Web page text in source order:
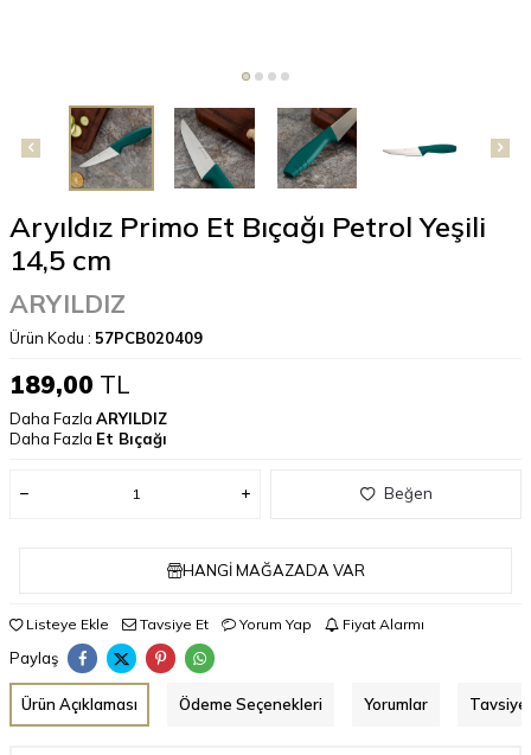
Aryıldız Primo Et Bıçağı Petrol Yeşili
14,5 cm
ARYILDIZ
Ürün Kodu : 57PCB020409
189,00 TL
Daha Fazla ARYILDIZ
Daha Fazla Et Bıçağı
Beğen
HANGI MAĞAZADA VAR
Listeye Ekle Tavsiye Et Yorum Yap Fiyat Alarmı
Paylaş
Ürün Açıklaması Ödeme Seçenekleri Yorumlar Tavsiye